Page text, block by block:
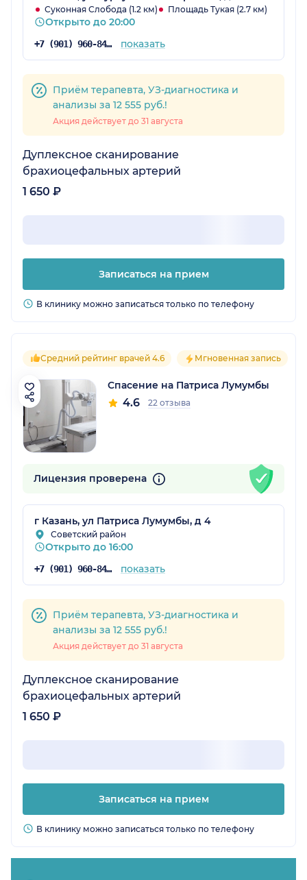
Суконная Слобода (1.2 км) Площадь Тукая (2.7 км)
Открыто до 20:00
+7 (901) 960-84-72 показать
Приём терапевта, УЗ-диагностика и
анализы за 12 555 руб.!
Акция действует до 31 августа
Дуплексное сканирование
брахиоцефальных артерий
1 650 ₽
Записаться на прием
В клинику можно записаться только по телефону
Средний рейтинг врачей 4.6 Мгновенная запись
Спасение на Патриса Лумумбы
4.6 22 отзыва
Лицензия проверена
г Казань, ул Патриса Лумумбы, д 4
Советский район
Открыто до 16:00
+7 (901) 960-84-72 показать
Приём терапевта, УЗ-диагностика и
анализы за 12 555 руб.!
Акция действует до 31 августа
Дуплексное сканирование
брахиоцефальных артерий
1 650 ₽
Записаться на прием
В клинику можно записаться только по телефону